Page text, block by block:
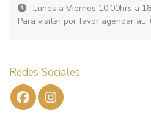
Lunes a Viernes 10:00hrs a
Para visitar por favor agendar al:
Redes Sociales